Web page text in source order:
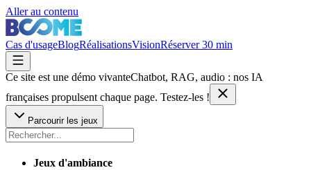
Aller au contenu
Cas d'usageBlogRéalisationsVisionRéserver 30 min
Ce site est une démo vivanteChatbot, RAG, audio : nos IA
françaises propulsent chaque page. Testez-les !
Parcourir les jeux
Jeux d'ambiance